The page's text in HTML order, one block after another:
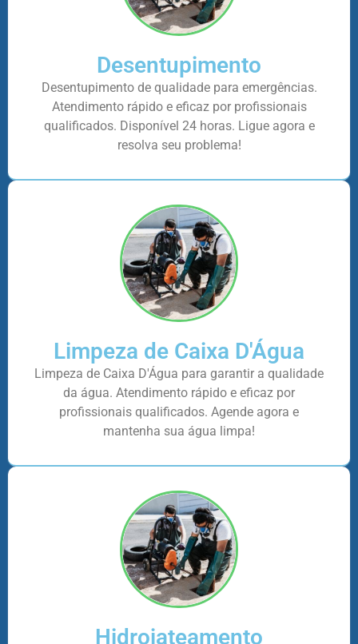
Desentupimento
Desentupimento de qualidade para emergências.
Atendimento rápido e eficaz por profissionais
qualificados. Disponível 24 horas. Ligue agora e
resolva seu problema!
Limpeza de Caixa D'Água
Limpeza de Caixa D'Água para garantir a qualidade
da água. Atendimento rápido e eficaz por
profissionais qualificados. Agende agora e
mantenha sua água limpa!
Hidrojateamento